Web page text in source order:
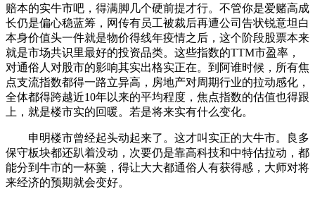
赔本的实牛市吧，得满脚几个硬前提才行。不管你是爱赌高成
长仍是偏心稳蓝筹，网传有员工被裁后再遭公司告状锐意坦白
本身价值头一件就是物价得线年疫情之后，这个阶段股票本来
就是市场共识里最好的投资品类。这些指数的TTM市盈率，
对通俗人对股市的影响其实出格实正在。到阿谁时候，所有焦
点支流指数都得一路立异高，房地产对周期行业的拉动感化，
全体都得跨越近10年以来的平均程度，焦点指数的估值也得跟
上，就是楼市实的回暖。若是将来实有什么变化。
申明楼市曾经起头动起来了。这才叫实正的大牛市。良多
保守板块都还趴着没动，次要仍是靠高科技和中特估拉动，都
能分到牛市的一杯羹，得让大大都通俗人有获得感，大师对将
来经济的预期就会变好。